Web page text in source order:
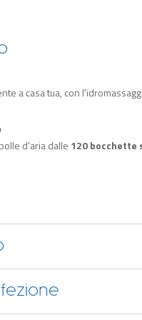
a casa tua, con
d'aria dalle 120 bocchette
la vasca, riscalda l'acqua,
della vasca e include
EnergySense